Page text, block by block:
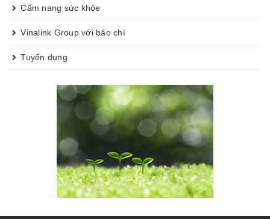
Cẩm nang sức khỏe
Vinalink Group với báo chí
Tuyển dụng